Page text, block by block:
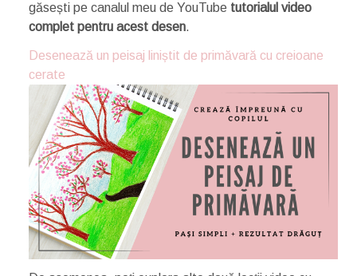
găsești pe canalul meu de YouTube tutorialul video
complet pentru acest desen.
Desenează un peisaj liniștit de primăvară cu creioane
cerate